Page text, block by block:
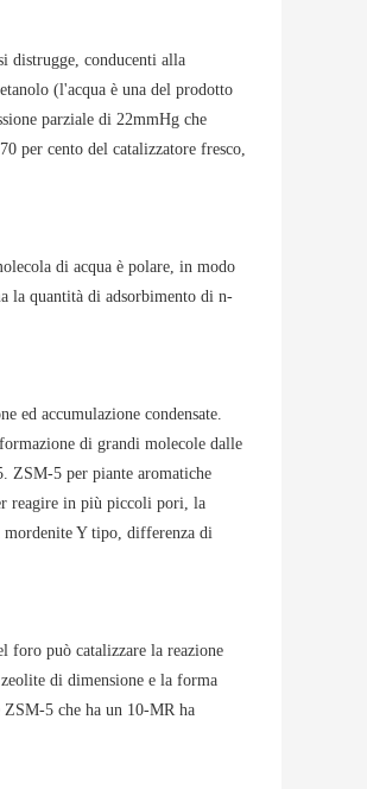
distrugge, conducenti alla
(l'acqua è una del prodotto
parziale di 22mmHg che
per cento del catalizzatore fresco,
di acqua è polare, in modo
la quantità di adsorbimento di n-
ed accumulazione condensate.
di grandi molecole dalle
ZSM-5 per piante aromatiche
reagire in più piccoli pori, la
mordenite Y tipo, differenza di
foro può catalizzare la reazione
di dimensione e la forma
5 che ha un 10-MR ha